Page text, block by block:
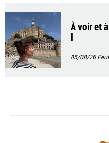
À voir et
l
05/08/26